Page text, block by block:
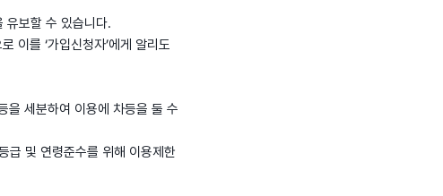
유보할 수 있습니다.
이를 ‘가입신청자’에게 알리도
을 세분하여 이용에 차등을 둘 수
급 및 연령준수를 위해 이용제한